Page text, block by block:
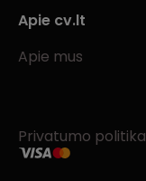
Apie cv.lt
Apie mus
Privatumo politika